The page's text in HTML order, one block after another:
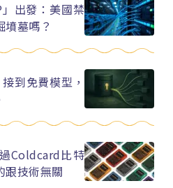
出發：美國禁
墳墓嗎？
到免費模型，
Coldcard比特
跟技術無關